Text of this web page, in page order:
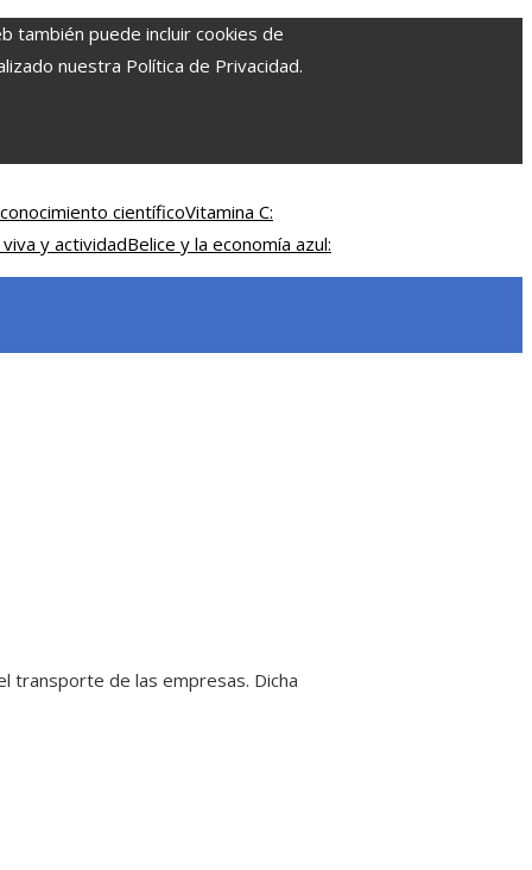
también puede incluir cookies de
nuestra Política de Privacidad.
científicoVitamina C:
y actividadBelice y la economía azul:
transporte de las empresas. Dicha